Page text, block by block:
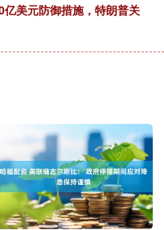
美元防御措施，特朗普关